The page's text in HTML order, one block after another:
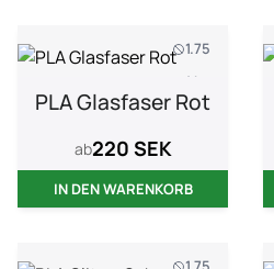
1.75
1 kg
PLA Glasfaser Rot
ab220 SEK
IN DEN WARENKORB